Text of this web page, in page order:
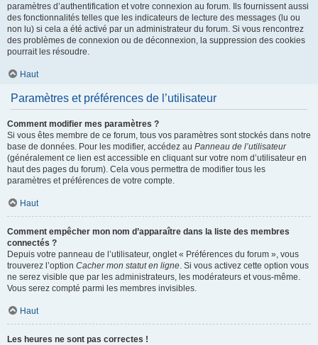
paramètres d’authentification et votre connexion au forum. Ils fournissent aussi
des fonctionnalités telles que les indicateurs de lecture des messages (lu ou
non lu) si cela a été activé par un administrateur du forum. Si vous rencontrez
des problèmes de connexion ou de déconnexion, la suppression des cookies
pourrait les résoudre.
Haut
Paramètres et préférences de l’utilisateur
Comment modifier mes paramètres ?
Si vous êtes membre de ce forum, tous vos paramètres sont stockés dans notre
base de données. Pour les modifier, accédez au Panneau de l’utilisateur
(généralement ce lien est accessible en cliquant sur votre nom d’utilisateur en
haut des pages du forum). Cela vous permettra de modifier tous les
paramètres et préférences de votre compte.
Haut
Comment empêcher mon nom d’apparaître dans la liste des membres
connectés ?
Depuis votre panneau de l’utilisateur, onglet « Préférences du forum », vous
trouverez l’option Cacher mon statut en ligne. Si vous activez cette option vous
ne serez visible que par les administrateurs, les modérateurs et vous-même.
Vous serez compté parmi les membres invisibles.
Haut
Les heures ne sont pas correctes !